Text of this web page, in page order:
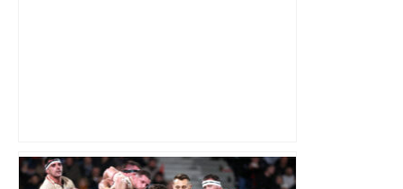
ANALYSE. Lyon La Duchère – TFC :